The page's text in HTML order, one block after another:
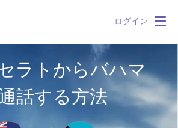
ログイン
ラトからバハマ
話する方法